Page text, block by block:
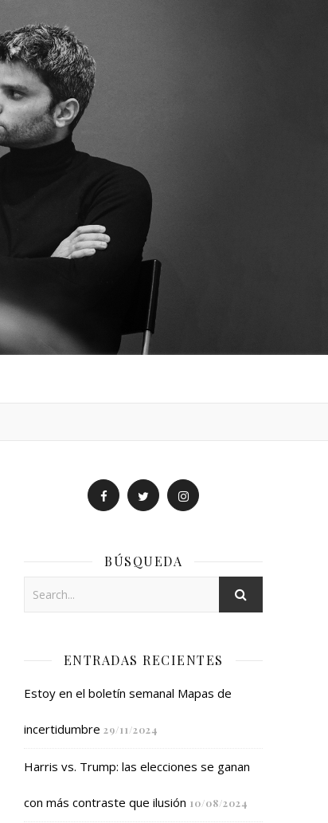
BÚSQUEDA
ENTRADAS RECIENTES
Estoy en el boletín semanal Mapas de
incertidumbre 29/11/2024
Harris vs. Trump: las elecciones se ganan
con más contraste que ilusión 10/08/2024